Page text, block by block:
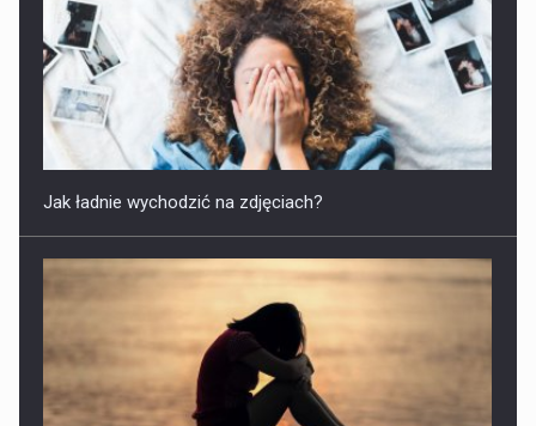
Jak ładnie wychodzić na zdjęciach?